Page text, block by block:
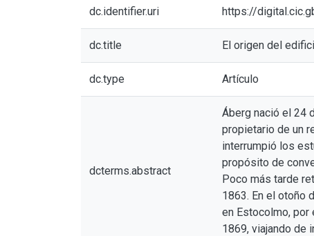
dc.identifier.uri https://
dc.title El origen del
dc.type Artículo
dcterms.abstract
Áberg nació el 24
propietario de un
interrumpió los
propósito de
Poco más tarde
1863. En el otoño
en Estocolmo, por
1869, viajando de